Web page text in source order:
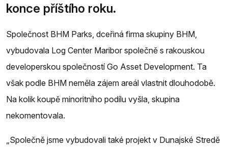
konce příštího roku.
Společnost BHM Parks, dceřiná firma skupiny BHM,
vybudovala Log Center Maribor společně s rakouskou
developerskou společností Go Asset Development. Ta
však podle BHM neměla zájem areál vlastnit dlouhodobě.
Na kolik koupě minoritního podílu vyšla, skupina
nekomentovala.
„Společně jsme vybudovali také projekt v Dunajské Stredě